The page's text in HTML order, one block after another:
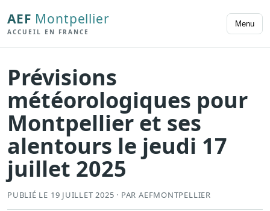
AEF Montpellier
ACCUEIL EN FRANCE
Menu
Prévisions
météorologiques pour
Montpellier et ses
alentours le jeudi 17
juillet 2025
PUBLIÉ LE 19 JUILLET 2025 · PAR AEFMONTPELLIER